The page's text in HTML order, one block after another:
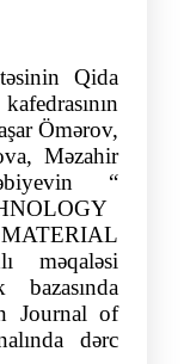
Qida
Ömərov,
Məzahir
biyevin “
məqaləsi
Journal of
dərc